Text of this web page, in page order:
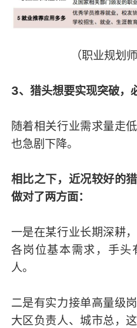
（职业规划
3、猎头想要实现突破，
随着相关行业需求量走
也急剧下降。
相比之下，近况较好的
做对了两方面：
一是在某行业长期深耕
各岗位基本需求，手头
人。
二是有实力接单高量级
大区负责人、城市总，